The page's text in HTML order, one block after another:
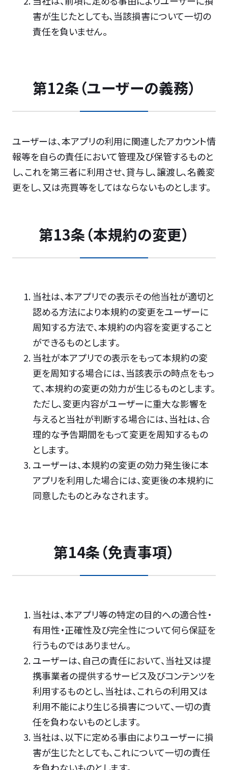
害が生じたとしても、当該損害について一切の
責任を負いません。
第12条（ユーザーの義務）
ユーザーは、本アプリの利用に関連したアカウント情
報等を自らの責任において管理及び保管するものと
し、これを第三者に利用させ、貸与し、譲渡し、名義変
更をし、又は売買等をしてはならないものとします。
第13条（本規約の変更）
当社は、本アプリでの表示その他当社が適切と
認める方法により本規約の変更をユーザーに
周知する方法で、本規約の内容を変更すること
ができるものとします。
当社が本アプリでの表示をもって本規約の変
更を周知する場合には、当該表示の時点をもっ
て、本規約の変更の効力が生じるものとします。
ただし、変更内容がユーザーに重大な影響を
与えると当社が判断する場合には、当社は、合
理的な予告期間をもって変更を周知するもの
とします。
ユーザーは、本規約の変更の効力発生後に本
アプリを利用した場合には、変更後の本規約に
同意したものとみなされます。
第14条（免責事項）
当社は、本アプリ等の特定の目的への適合性・
有用性・正確性及び完全性について何ら保証を
行うものではありません。
ユーザーは、自己の責任において、当社又は提
携事業者の提供するサービス及びコンテンツを
利用するものとし、当社は、これらの利用又は
利用不能により生じる損害について、一切の責
任を負わないものとします。
当社は、以下に定める事由によりユーザーに損
害が生じたとしても、これについて一切の責任
を負わないものとします。